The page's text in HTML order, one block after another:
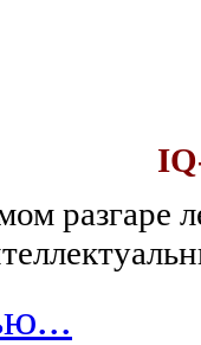
разгаре